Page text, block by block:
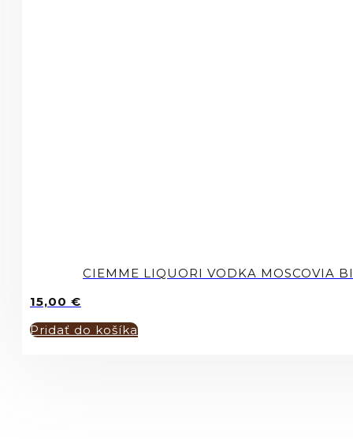
CIEMME LIQUORI VODKA MOSCOVIA
15,00 €
Pridať do košíka